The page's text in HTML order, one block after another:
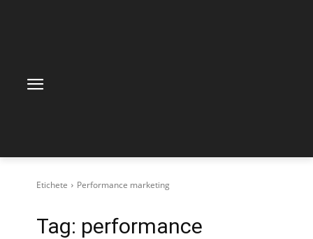
Etichete Performance marketing
Tag: performance